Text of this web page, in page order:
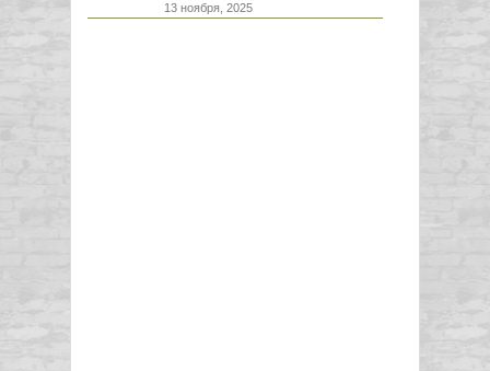
13 ноября, 2025